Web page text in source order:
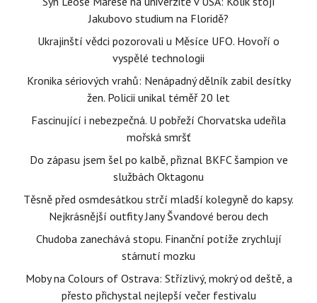
Jakubovo studium na Floridě?
Ukrajinští vědci pozorovali u Měsíce UFO. Hovoří o
vyspělé technologii
Kronika sériových vrahů: Nenápadný dělník zabil desítky
žen. Policii unikal téměř 20 let
Fascinující i nebezpečná. U pobřeží Chorvatska udeřila
mořská smršť
Do zápasu jsem šel po kalbě, přiznal BKFC šampion ve
službách Oktagonu
Těsně před osmdesátkou strčí mladší kolegyně do kapsy.
Nejkrásnější outfity Jany Švandové berou dech
Chudoba zanechává stopu. Finanční potíže zrychlují
stárnutí mozku
Moby na Colours of Ostrava: Střízlivý, mokrý od deště, a
přesto přichystal nejlepší večer festivalu